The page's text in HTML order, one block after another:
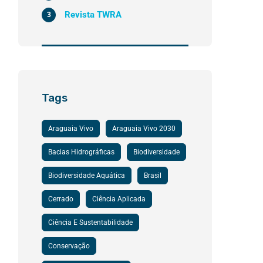
Revista TWRA
3
Tags
Araguaia Vivo Araguaia Vivo 2030
Bacias Hidrográficas Biodiversidade
Biodiversidade Aquática Brasil
Cerrado Ciência Aplicada
Ciência E Sustentabilidade
Conservação